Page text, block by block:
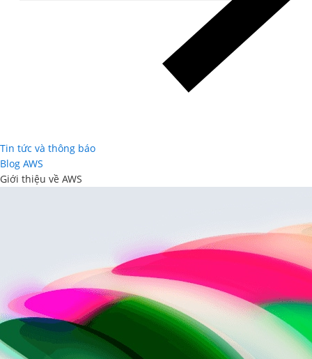
Tin tức và thông báo
Blog AWS
Giới thiệu về AWS